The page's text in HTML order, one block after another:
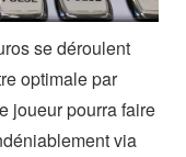
se déroulent
optimale par
joueur pourra faire
via